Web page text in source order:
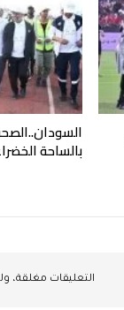
بالساحة
التعليقات مغلقة،